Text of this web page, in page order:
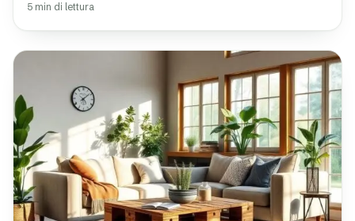
5 min di lettura